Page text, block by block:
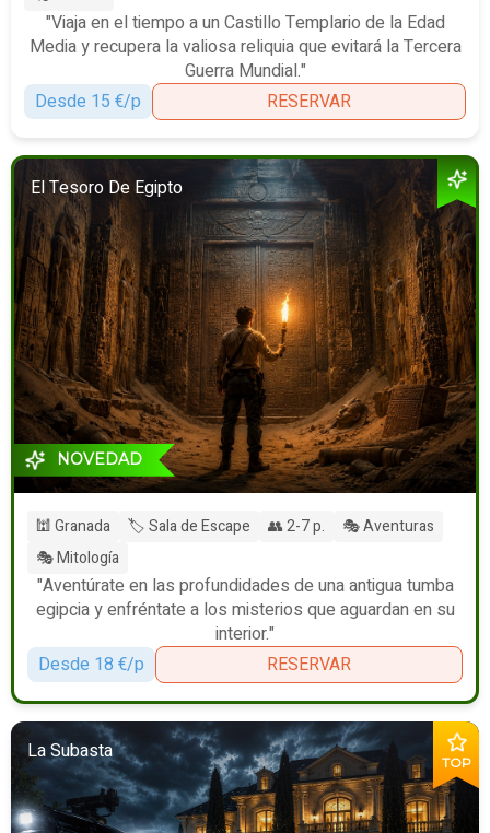
"Viaja en el tiempo a un Castillo Templario de la Edad
Media y recupera la valiosa reliquia que evitará la Tercera
Guerra Mundial."
Desde 15 €/p
RESERVAR
El Tesoro De Egipto
NOVEDAD
🕍 Granada 🏷️ Sala de Escape 👥 2-7 p.
🎭 Aventuras
🎭 Mitología
"Aventúrate en las profundidades de una antigua tumba
egipcia y enfréntate a los misterios que aguardan en su
interior."
Desde 18 €/p
RESERVAR
TOP
La Subasta